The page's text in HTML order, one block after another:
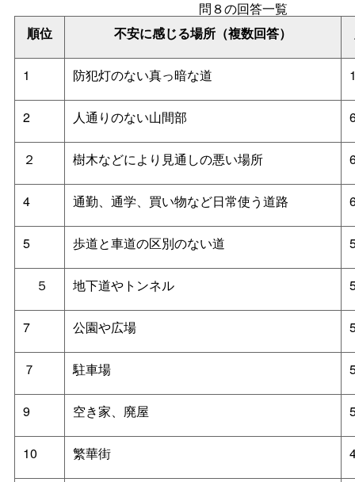
順位 不安に感じる場所（複数回答）
問８の回答一覧
1 防犯灯のない真っ暗な道
2 人通りのない山間部
２ 樹木などにより見通しの悪い場所
4 通勤、通学、買い物など日常使う道路
5 歩道と車道の区別のない道
５ 地下道やトンネル
7 公園や広場
７ 駐車場
9 空き家、廃屋
10 繁華街